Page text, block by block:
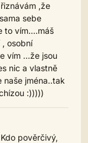
,že
sebe
to vím....máš
, osobní
vím ...že jsou
nic a vlastně
jména..tak
:)))))
pověrčivý,